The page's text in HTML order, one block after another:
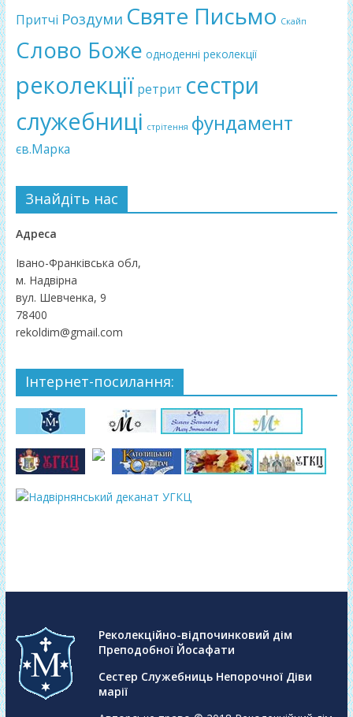
Притчі Роздуми Святе Письмо Скайп
Слово Боже одноденні реколекції
реколекції ретрит сестри
служебниці стрітення фундамент
єв.Марка
Знайдіть нас
Адреса
Івано-Франківська обл,
м. Надвірна
вул. Шевченка, 9
78400
rekoldim@gmail.com
Інтернет-посилання:
Реколекційно-відпочинковий дім
Преподобної Йосафати
Сестер Служебниць Непорочної Діви
марії